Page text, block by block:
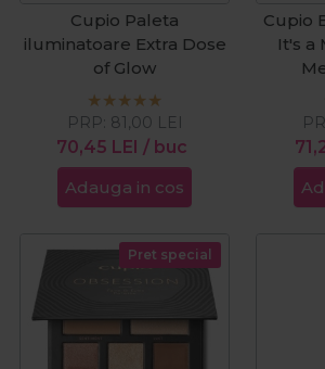
Cupio Paleta
iluminatoare Extra Dose
of Glow
70,45 LEI / buc
PRP: 81,00 LEI
Adauga in cos
Cupio
It's a
Pret special